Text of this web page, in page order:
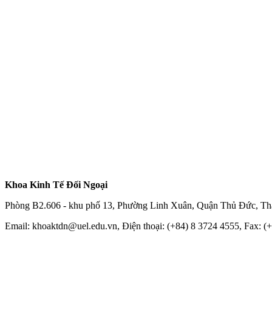
Khoa Kinh Tế Đối Ngoại
Phòng B2.606 - khu phố 13, Phường Linh Xuân, Quận Thủ Đức,
Email: khoaktdn@uel.edu.vn, Điện thoại: (+84) 8 3724 4555, Fax: